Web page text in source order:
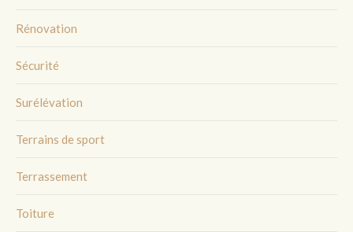
Rénovation
Sécurité
Surélévation
Terrains de sport
Terrassement
Toiture